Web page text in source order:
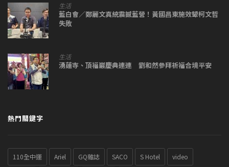
生活
藍白會／鄭麗文真統震撼藍營！黃國昌東施效顰柯文哲
失敗
生活
湧蓮寺、頂福巖慶典連連 劉和然參拜祈福合境平安
熱門關鍵字
110全中運 Ariel GQ雜誌 SACO S Hotel video